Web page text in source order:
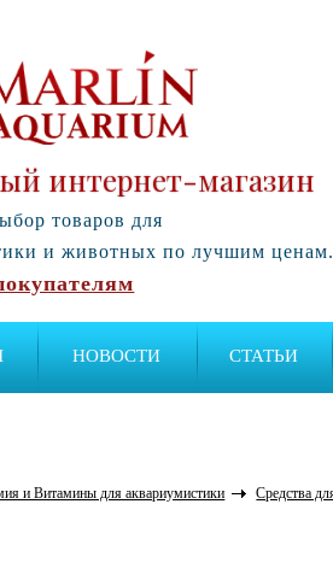
интернет-магазин
товаров для
и животных по лучшим ценам.
НОВОСТИ СТАТЬИ
и Витамины для аквариумистики Средства